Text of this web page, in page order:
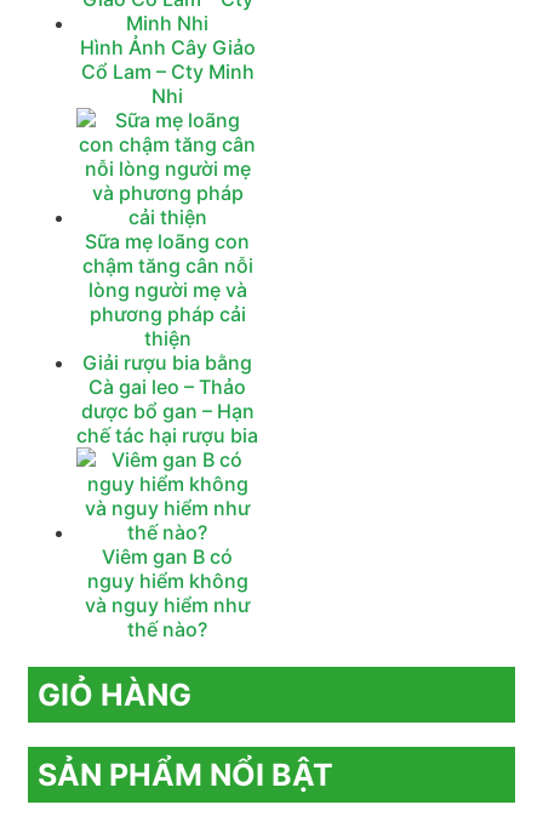
Hình Ảnh Cây Giảo
Cổ Lam – Cty Minh
Nhi
Sữa mẹ loãng con
chậm tăng cân nỗi
lòng người mẹ và
phương pháp cải
thiện
Giải rượu bia bằng
Cà gai leo – Thảo
dược bổ gan – Hạn
chế tác hại rượu bia
Viêm gan B có
nguy hiểm không
và nguy hiểm như
thế nào?
GIỎ HÀNG
SẢN PHẨM NỔI BẬT